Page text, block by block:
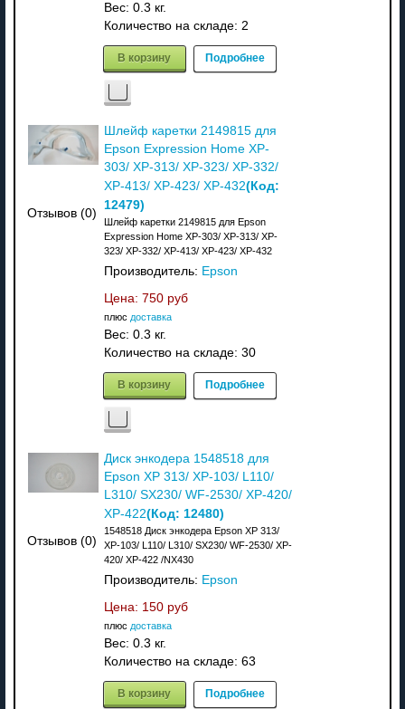
Вес: 0.3 кг.
Количество на складе: 2
В корзину Подробнее
Отзывов (0)
Шлейф каретки 2149815 для
Epson Expression Home XP-
303/ XP-313/ XP-323/ XP-332/
XP-413/ XP-423/ XP-432(Код:
12479)
Шлейф каретки 2149815 для Epson
Expression Home XP-303/ XP-313/ XP-
323/ XP-332/ XP-413/ XP-423/ XP-432
Производитель: Epson
Цена: 750 руб
плюс доставка
Вес: 0.3 кг.
Количество на складе: 30
В корзину Подробнее
Отзывов (0)
Диск энкодера 1548518 для
Epson XP 313/ XP-103/ L110/
L310/ SX230/ WF-2530/ XP-420/
XP-422(Код: 12480)
1548518 Диск энкодера Epson XP 313/
XP-103/ L110/ L310/ SX230/ WF-2530/ XP-
420/ XP-422 /NX430
Производитель: Epson
Цена: 150 руб
плюс доставка
Вес: 0.3 кг.
Количество на складе: 63
В корзину Подробнее